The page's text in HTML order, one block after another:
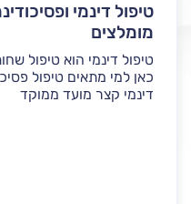
טיפול דינמי
מומלצים
טיפול דינמי הוא טיפול
כאן למי מתאים טיפול
דינמי קצר מועד ממוקד